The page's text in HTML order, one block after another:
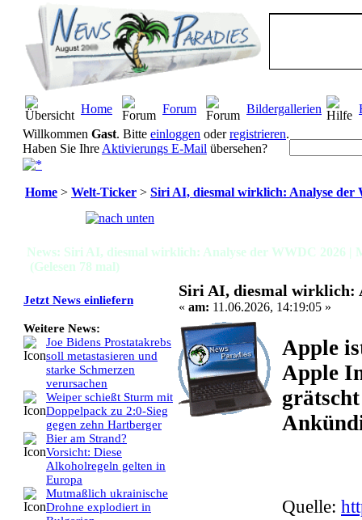
Home Forum Bildergallerien
Willkommen Gast. Bitte einloggen oderregistrieren.
Haben Sie Ihre Aktivierungs E-Mail übersehen?
Home > Welt-Ticker > Siri AI, diesmal wirklich: Analyse der
News: Siri AI, diesmal wirklich: Analyse der WWDC 2026 |
(Gelesen 78 mal)
Jetzt News einliefern
Weitere News:
Joe Bidens Prostatakrebs
soll metastasieren und
starke Schmerzen
verursachen
Weiper schießt Sturm mit
Doppelpack zu 2:0-Sieg
gegen zehn Hartberger
Bier am Strand?
Vorsicht: Diese
Alkoholregeln gelten in
Europa
Mutmaßlich ukrainische
Drohne explodiert in
Siri AI, diesmal wirklich:
« am: 11.06.2026, 14:19:05 »
Apple
Apple
Quelle: